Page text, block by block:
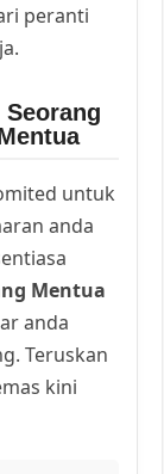
peranti
untuk
anda
Mentua
anda
Teruskan
kini